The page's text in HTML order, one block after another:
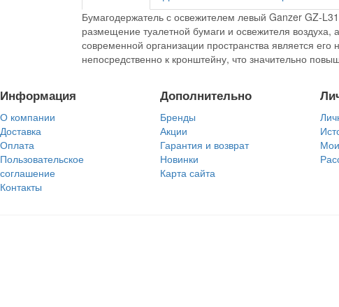
Бумагодержатель с освежителем левый Ganzer GZ-
размещение туалетной бумаги и освежителя
современной организации пространства является
непосредственно к кронштейну, что значительно
Информация
О компании
Доставка
Оплата
Пользовательское
соглашение
Контакты
Дополнительно
Бренды
Акции
Гарантия и возврат
Новинки
Карта сайта